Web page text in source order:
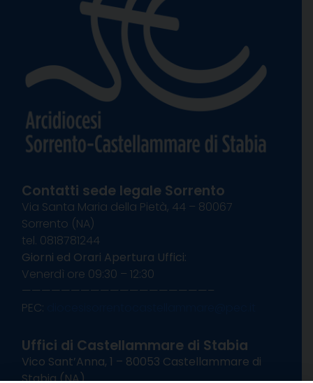
Contatti sede legale Sorrento
Via Santa Maria della Pietà, 44 – 80067
Sorrento (NA)
tel. 0818781244
Giorni ed Orari Apertura Uffici:
Venerdì ore 09:30 – 12:30
———————————————————–
PEC:
Uffici di Castellammare di Stabia
Vico Sant’Anna, 1 – 80053 Castellammare di
Stabia (NA)